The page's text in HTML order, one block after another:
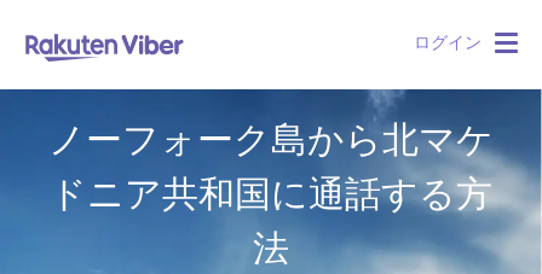
ログイン
ノーフォーク島から北マケ
ドニア共和国に通話する方
法